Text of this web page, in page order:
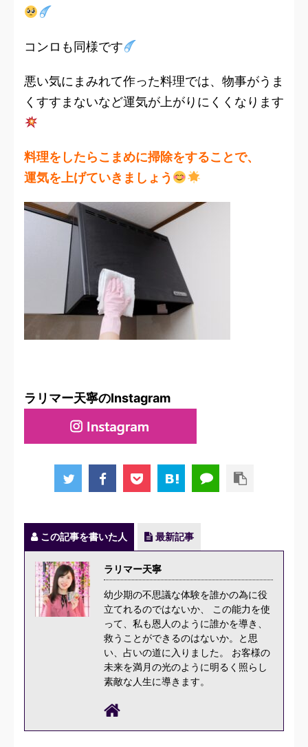
コンロも同様です
悪い気にまみれて作った料理では、物事がうま
くすすまないなど運気が上がりにくくなります
料理をしたらこまめに掃除をすることで、
運気を上げていきましょう
ラリマー天寧のInstagram
この記事を書いた人 最新記事
ラリマー天寧
幼少期の不思議な体験を誰かの為に役
立てれるのではないか、 この能力を使
って、私も恩人のように誰かを導き、
救うことができるのはないか。と思
い、占いの道に入りました。 お客様の
未来を満月の光のように明るく照らし
素敵な人生に導きます。